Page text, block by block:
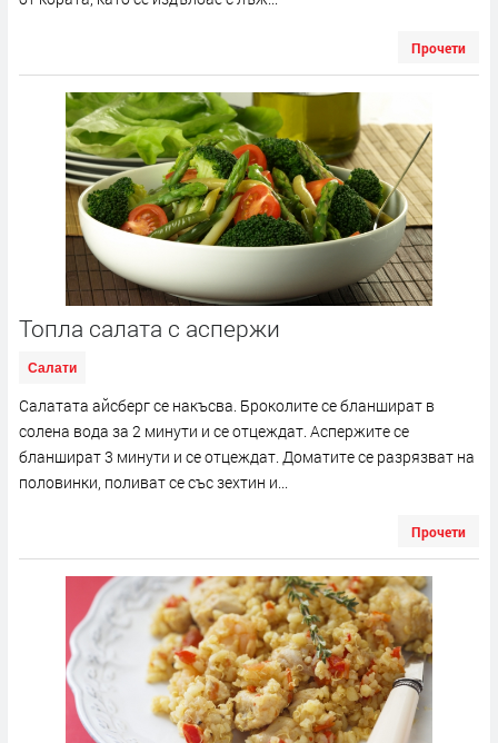
Прочети
Топла салата с аспержи
Салати
Салатата айсберг се накъсва. Броколите се бланшират в
солена вода за 2 минути и се отцеждат. Аспержите се
бланшират 3 минути и се отцеждат. Доматите се разрязват на
половинки, поливат се със зехтин и...
Прочети